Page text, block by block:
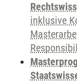
inklusive